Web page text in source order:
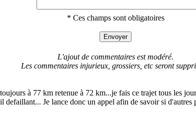
* Ces champs sont obligatoires
L'ajout de commentaires est modéré.
Les commentaires injurieux, grossiers, etc seront
à 77 km retenue à 72 km...je fais ce trajet tous les
Je lance donc un appel afin de savoir si d'autres